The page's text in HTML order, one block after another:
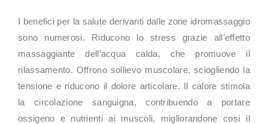
I benefici per la salute derivanti dalle zone idromassaggio
sono numerosi. Riducono lo stress grazie all’effetto
massaggiante dell’acqua calda, che promuove il
rilassamento. Offrono sollievo muscolare, sciogliendo la
tensione e riducono il dolore articolare. Il calore stimola
la circolazione sanguigna, contribuendo a portare
ossigeno e nutrienti ai muscoli, migliorandone così il